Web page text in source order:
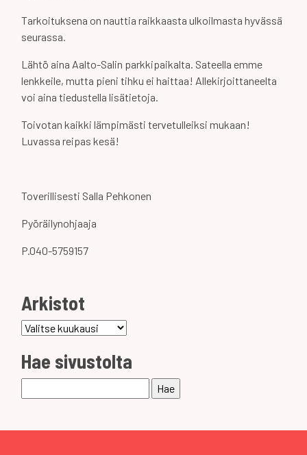
Tarkoituksena on nauttia raikkaasta ulkoilmasta hyvässä
seurassa.
Lähtö aina Aalto-Salin parkkipaikalta. Sateella emme
lenkkeile, mutta pieni tihku ei haittaa! Allekirjoittaneelta
voi aina tiedustella lisätietoja.
Toivotan kaikki lämpimästi tervetulleiksi mukaan!
Luvassa reipas kesä!
Toverillisesti Salla Pehkonen
Pyöräilynohjaaja
P.040-5759157
Arkistot
Arkistot
Hae sivustolta